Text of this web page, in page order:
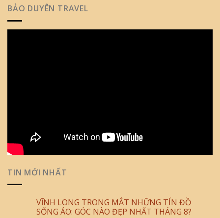
BẢO DUYÊN TRAVEL
TIN MỚI NHẤT
VĨNH LONG TRONG MẮT NHỮNG TÍN ĐỒ
SỐNG ẢO: GÓC NÀO ĐẸP NHẤT THÁNG 8?